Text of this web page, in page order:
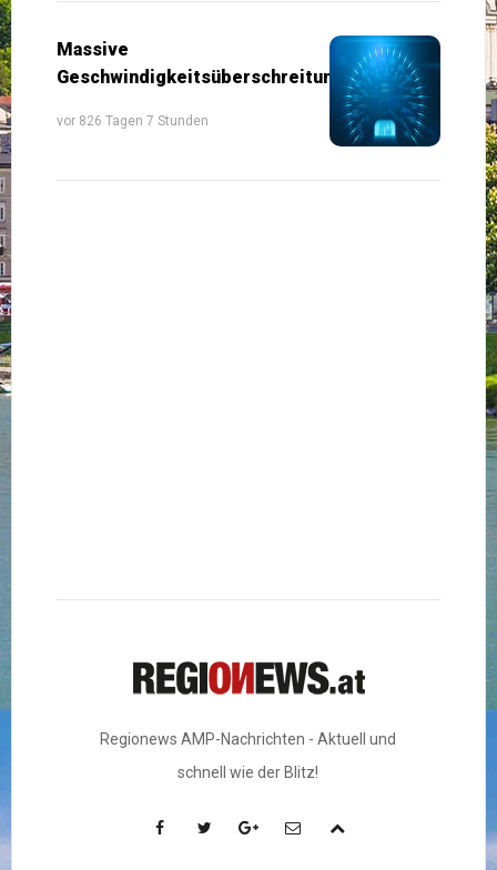
Massive
Geschwindigkeitsüberschreitung
vor 826 Tagen 7 Stunden
Regionews AMP-Nachrichten - Aktuell und
schnell wie der Blitz!